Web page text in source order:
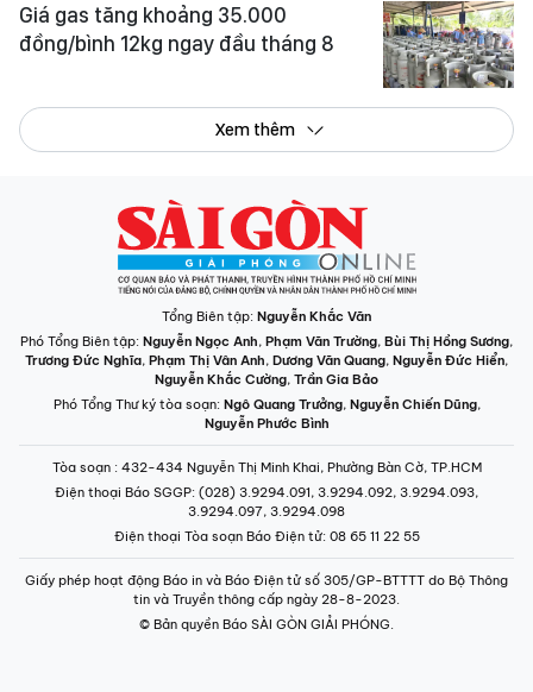
Giá gas tăng khoảng 35.000
đồng/bình 12kg ngay đầu tháng 8
Xem thêm
Tổng Biên tập: Nguyễn Khắc Văn
Phó Tổng Biên tập: Nguyễn Ngọc Anh, Phạm Văn Trường, Bùi Thị Hồng Sương,
Trương Đức Nghĩa, Phạm Thị Vân Anh, Dương Văn Quang, Nguyễn Đức Hiển,
Nguyễn Khắc Cường, Trần Gia Bảo
Phó Tổng Thư ký tòa soạn: Ngô Quang Trưởng, Nguyễn Chiến Dũng,
Nguyễn Phước Bình
Tòa soạn : 432-434 Nguyễn Thị Minh Khai, Phường Bàn Cờ, TP.HCM
Điện thoại Báo SGGP: (028) 3.9294.091, 3.9294.092, 3.9294.093,
3.9294.097, 3.9294.098
Điện thoại Tòa soạn Báo Điện tử: 08 65 11 22 55
Giấy phép hoạt động Báo in và Báo Điện tử số 305/GP-BTTTT do Bộ Thông
tin và Truyền thông cấp ngày 28-8-2023.
© Bản quyền Báo SÀI GÒN GIẢI PHÓNG.